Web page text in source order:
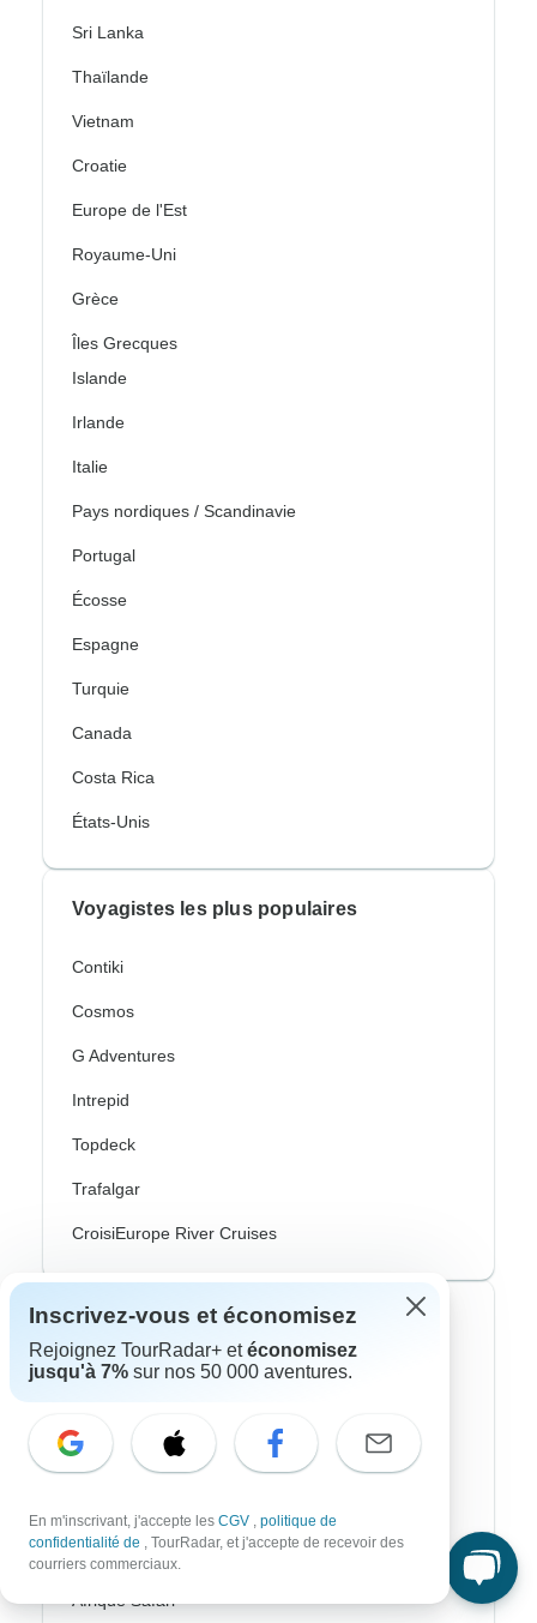
Sri Lanka
Thaïlande
Vietnam
Croatie
Europe de l'Est
Royaume-Uni
Grèce
Îles Grecques
Islande
Irlande
Italie
Pays nordiques / Scandinavie
Portugal
Écosse
Espagne
Turquie
Canada
Costa Rica
États-Unis
Voyagistes les plus populaires
Contiki
Cosmos
G Adventures
Intrepid
Topdeck
Trafalgar
CroisiEurope River Cruises
Styles de voyage les plus populaires
Adventure
Randonnee & Trek
Aurores Boréales
Croisière Fluviale
Afrique Safari
Inscrivez-vous et économisez
Rejoignez TourRadar+ etéconomisez
jusqu'à 7% sur nos 50 000 aventures.
En m'inscrivant, j'accepte les CGV , politique de
confidentialité de , TourRadar, et j'accepte de recevoir des
courriers commerciaux.